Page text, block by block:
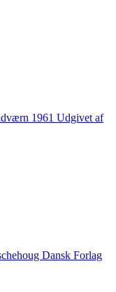
1961 Udgivet af
Dansk Forlag